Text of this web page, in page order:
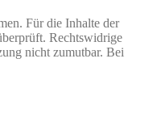
Für die Inhalte der
Rechtswidrige
nicht zumutbar. Bei